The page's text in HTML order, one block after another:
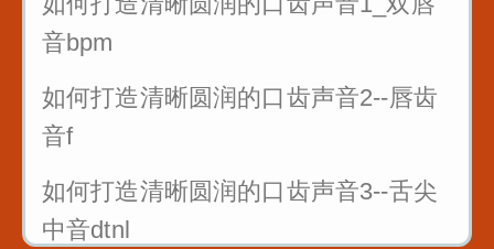
音bpm
如何打造清晰圆润的口齿声音2--唇齿
音f
如何打造清晰圆润的口齿声音3--舌尖
中音dtnl